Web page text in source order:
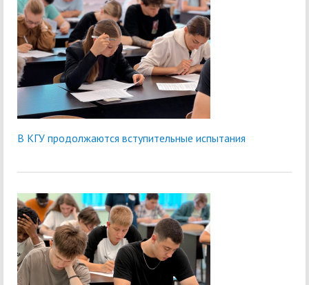
В КГУ продолжаются вступительные испытания